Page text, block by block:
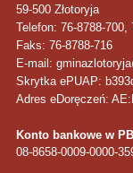
59-500 Złotoryja
Telefon: 76-8788-700,
Faks: 76-8788-716
E-mail:
Skrytka ePUAP:
Adres eDoręczeń:
Konto bankowe w
08-8658-0009-0000-